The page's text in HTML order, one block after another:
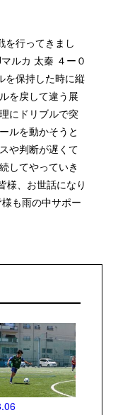
を行ってきまし
ルカ 太秦 ４ー０
を保持した時に縦
を戻して違う展
にドリブルで突
ルを動かそうと
や判断が遅くて
してやっていき
様、お世話になり
も雨の中サポー